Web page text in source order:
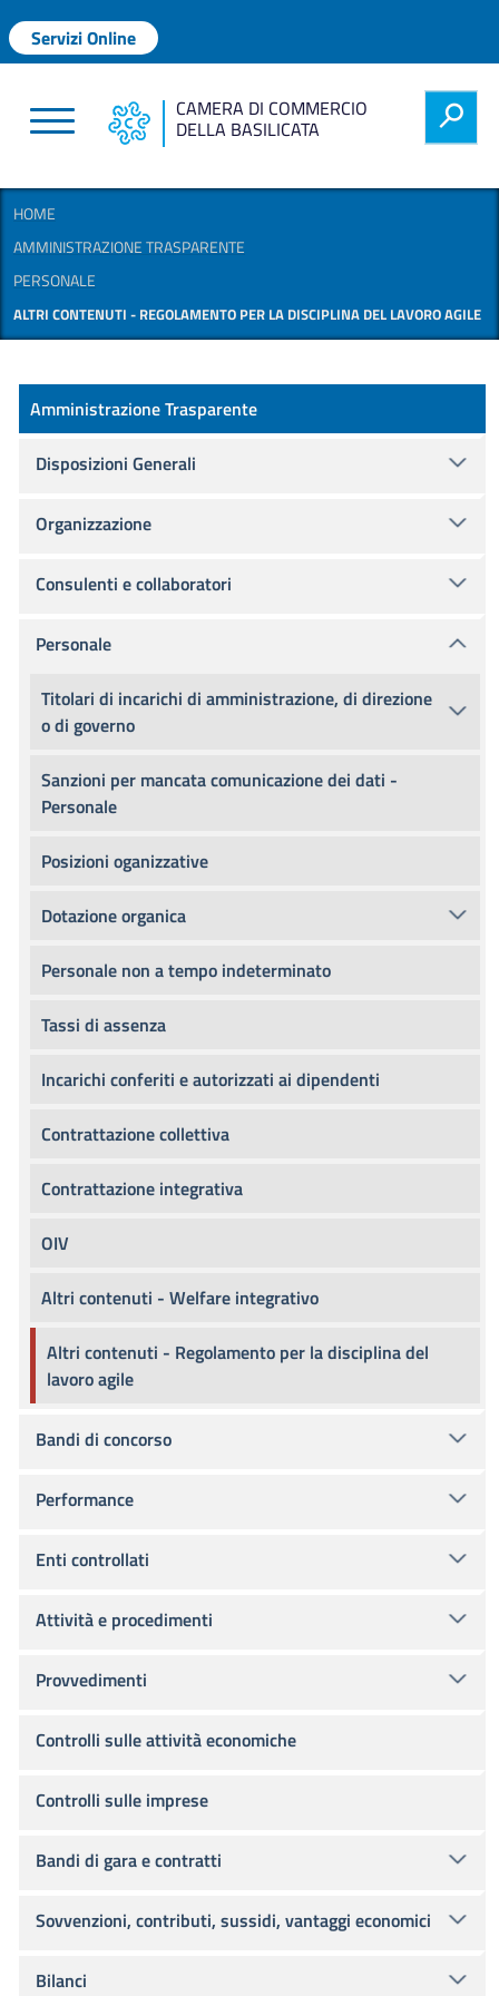
Menu profilo utente
Servizi Online
CAMERA DI COMMERCIO
DELLA BASILICATA h
HOME
AMMINISTRAZIONE TRASPARENTE
PERSONALE
ALTRI CONTENUTI - REGOLAMENTO PER LA DISCIPLINA DEL LAVORO AGILE
Amministrazione Trasparente
Amministrazione Trasparente
Disposizioni Generali
Organizzazione
Consulenti e collaboratori
Personale
Titolari di incarichi di amministrazione, di direzione
o di governo
Sanzioni per mancata comunicazione dei dati -
Personale
Posizioni oganizzative
Dotazione organica
Personale non a tempo indeterminato
Tassi di assenza
Incarichi conferiti e autorizzati ai dipendenti
Contrattazione collettiva
Contrattazione integrativa
OIV
Altri contenuti - Welfare integrativo
Altri contenuti - Regolamento per la disciplina del
lavoro agile
Bandi di concorso
Performance
Enti controllati
Attività e procedimenti
Provvedimenti
Controlli sulle attività economiche
Controlli sulle imprese
Bandi di gara e contratti
Sovvenzioni, contributi, sussidi, vantaggi economici
Bilanci